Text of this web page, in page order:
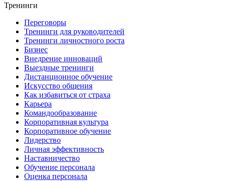
Тренинги
Переговоры
Тренинги для руководителей
Тренинги личностного роста
Бизнес
Внедрение инноваций
Выездные тренинги
Дистанционное обучение
Искусство общения
Как избавиться от страха
Карьера
Командообразование
Корпоративная культура
Корпоративное обучение
Лидерство
Личная эффективность
Наставничество
Обучение персонала
Оценка персонала